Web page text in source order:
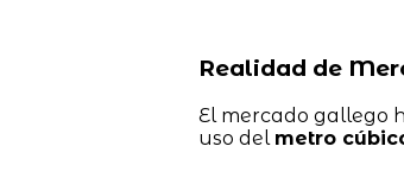
Realidad de
El mercado gallego
uso del metro